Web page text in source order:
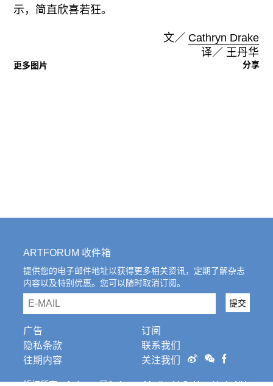
示，简直欣喜若狂。
文／ Cathryn Drake
译／ 王丹华
更多图片 分享
ARTFORUM 收件箱
提供您的电子邮件地址以获得更多相关资讯，定期了解杂志
内容以及特别优惠。您可以随时取消订阅。
email 提交
广告
隐私条款
往期内容
订阅
联系我们
关注我们